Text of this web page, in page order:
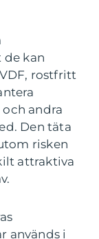
de kan
rostfritt
andra
Den täta
risken
attraktiva
används i